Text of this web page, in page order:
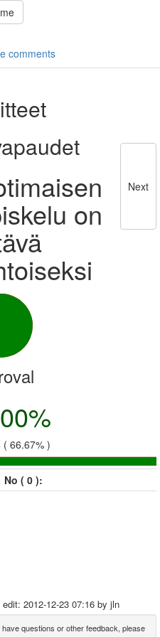
comments
on
Next
( 66.67% )
No ( 0 ):
2012-12-23 07:16 by jln
questions or other feedback, please